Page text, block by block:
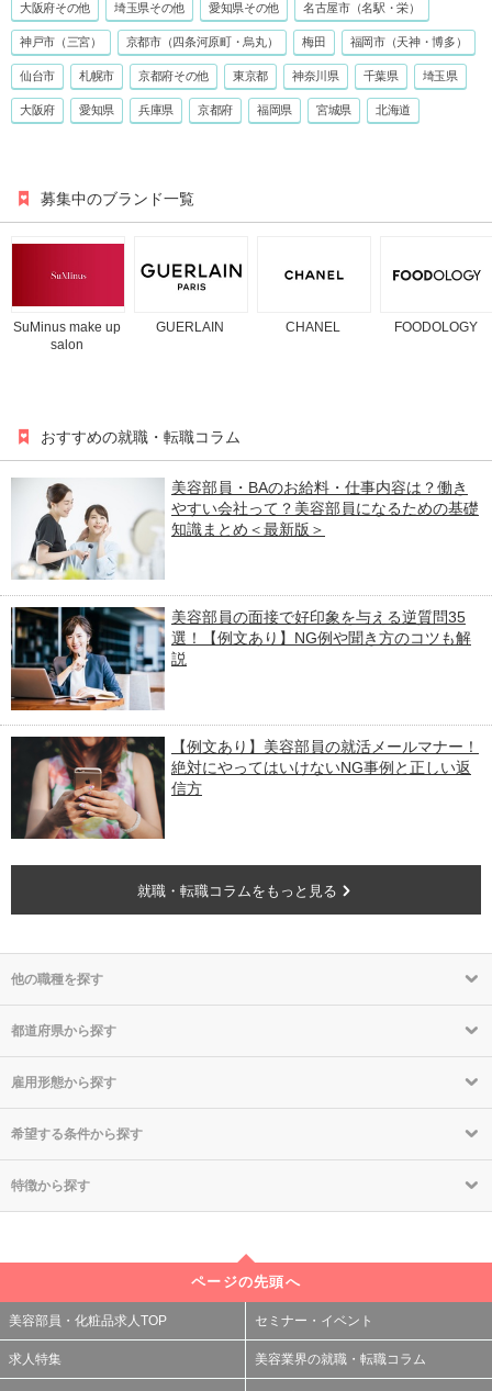
大阪府その他 埼玉県その他 愛知県その他 名古屋市（名駅・栄）
神戸市（三宮） 京都市（四条河原町・烏丸） 梅田 福岡市（天神・博多）
仙台市 札幌市 京都府その他 東京都 神奈川県 千葉県 埼玉県
大阪府 愛知県 兵庫県 京都府 福岡県 宮城県 北海道
募集中のブランド一覧
SuMinus make up
salon
GUERLAIN CHANEL FOODOLOGY
おすすめの就職・転職コラム
美容部員・BAのお給料・仕事内容は？働き
やすい会社って？美容部員になるための基礎
知識まとめ＜最新版＞
美容部員の面接で好印象を与える逆質問35
選！【例文あり】NG例や聞き方のコツも解
説
【例文あり】美容部員の就活メールマナー！
絶対にやってはいけないNG事例と正しい返
信方
就職・転職コラムをもっと見る
他の職種を探す
都道府県から探す
雇用形態から探す
希望する条件から探す
特徴から探す
ページの先頭へ
美容部員・化粧品求人TOP セミナー・イベント
求人特集 美容業界の就職・転職コラム